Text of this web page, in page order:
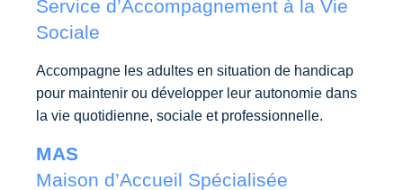
Service d’Accompagnement à la Vie
Sociale
Accompagne les adultes en situation de handicap
pour maintenir ou développer leur autonomie dans
la vie quotidienne, sociale et professionnelle.
MAS
Maison d’Accueil Spécialisée